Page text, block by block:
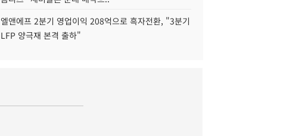
엘앤에프 2분기 영업이익 208억으로 흑자전환, "3분기
LFP 양극재 본격 출하"